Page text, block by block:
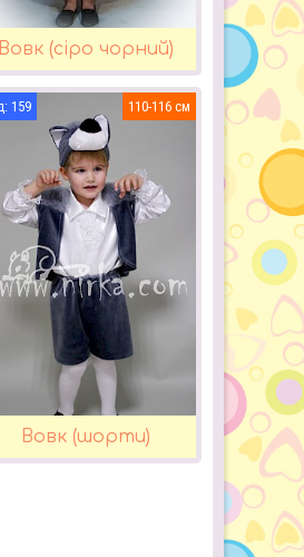
Вовк (сіро чорний)
159 110-116
Вовк (шорти)